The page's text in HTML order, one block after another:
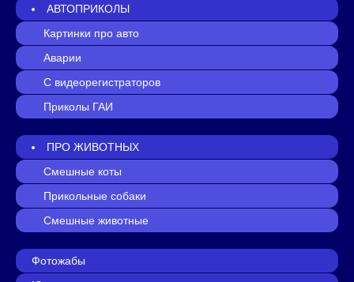
АВТОПРИКОЛЫ
Картинки про авто
Аварии
С видеорегистраторов
Приколы ГАИ
ПРО ЖИВОТНЫХ
Смешные коты
Прикольные собаки
Смешные животные
Фотожабы